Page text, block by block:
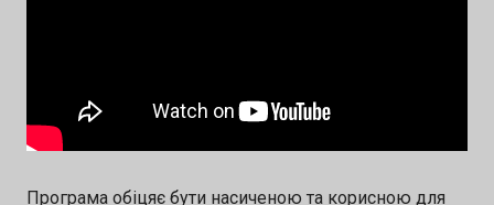
Програма обіцяє бути насиченою та корисною для